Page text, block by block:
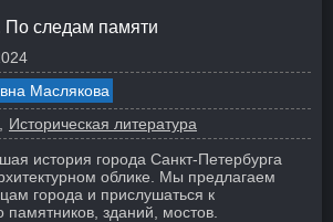
По следам памяти
Маслякова
Историческая литература
история города Санкт-Петербурга
облике. Мы предлагаем
города и прислушаться к
зданий, мостов.